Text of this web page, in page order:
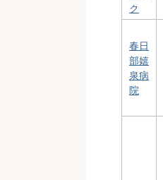
ク
春日
部嬉
泉病
院